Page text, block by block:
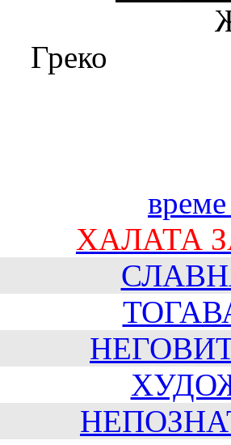
Греко
ХАЛАТА